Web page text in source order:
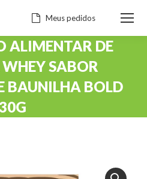
Meus pedidos
ALIMENTAR DE
SABOR
BAUNILHA BOLD